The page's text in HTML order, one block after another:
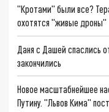
"Кротами" были все?
охотятся "живые дроны"
Даня с Дашей спаслись
закончились
Новое масштабнейшее
Путину. "Львов Кима"